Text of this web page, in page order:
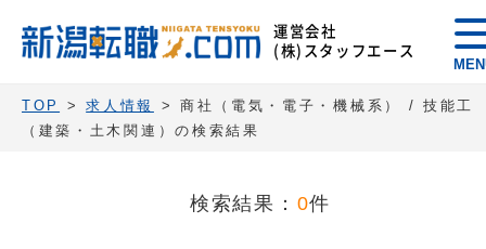
運営会社
(株)スタッフエース
TOP >求人情報
> 商社（電気・電子・機械系） / 技能工
（建築・土木関連）の検索結果
検索結果： 0件